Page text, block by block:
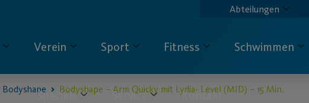
Abteilungen
Verein Sport Fitness Schwimmen
Specials Service Kontakt
Bodyshape Bodyshape – Arm Quicky mit Lydia- Level (MID) – 15 Min.